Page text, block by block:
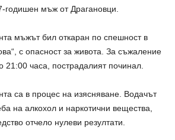
годишен мъж от Драгановци.
мъжът бил откаран по спешност в
с опасност за живота. За съжаление
21:00 часа, пострадалият починал.
са в процес на изясняване. Водачът
на алкохол и наркотични вещества,
отчело нулеви резултати.